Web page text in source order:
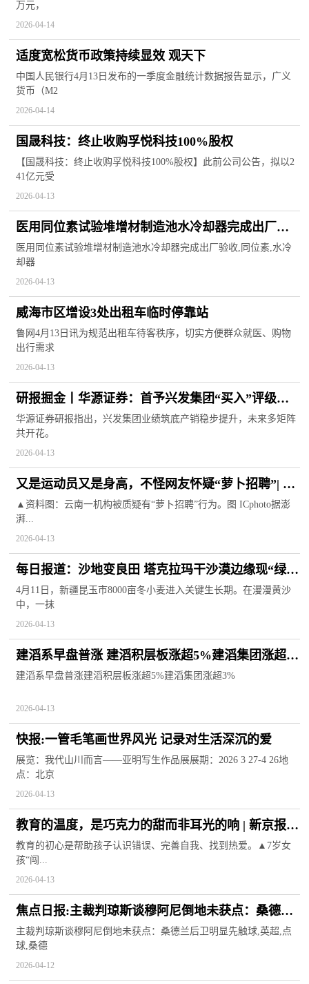
万元，
2026-04-14
适度宽松货币政策持续显效 观天下
中国人民银行4月13日发布的一季度金融统计数据报告显示，广义
货币（M2
2026-04-14
国晟科技：终止收购孚悦科技100%股权
【国晟科技：终止收购孚悦科技100%股权】此前公司公告，拟以2
41亿元受
2026-04-13
医用同位素试验堆增材制造池水冷却器完成出厂验
收_每日热文
医用同位素试验堆增材制造池水冷却器完成出厂验收,同位素,水冷
却器
2026-04-13
威海市区增设3处出租车临时停靠站
鲁网4月13日讯为规范出租车待客秩序，切实方便群众就医、购物
出行需求
2026-04-13
研报掘金丨华源证券：首予兴发集团“买入”评级，
后续规划项目多，分红力度优异-每日热文
华源证券研报指出，兴发集团业绩筑底产销稳步提升，未来多矩阵
共开花。
2026-04-13
又是运动员又是身高，不怪网友怀疑“萝卜招聘”| 新
京报快评
▲资料图：云南一机构被质疑有“萝卜招聘”行为。图 ICphoto据澎
湃...
2026-04-13
每日报道：沙地变良田 塔克拉玛干沙漠边缘现“绿色
圆盘”
4月11日，新疆昆玉市8000亩冬小麦进入关键生长期。在漫漫黄沙
中，一抹
2026-04-13
建滔系早盘普涨 建滔积层板涨超5%建滔集团涨超
3%
建滔系早盘普涨建滔积层板涨超5%建滔集团涨超3%
2026-04-13
快报:一管毛笔画世界风光 记录对生活深沉的爱
展览：我代山川而言——亚明写生作品展展期：2026 3 27-4 26地
点：北京
2026-04-13
教育的温度，是巧克力的甜而非耳光的响 | 新京报快
评
教育的初心是帮助孩子认识错误、完善自我、找到热爱。▲7岁女
孩“闯...
2026-04-13
焦点日报:主裁判琼斯谈穆阿尼倒地未获点：桑德兰
后卫明显先触球
主裁判琼斯谈穆阿尼倒地未获点：桑德兰后卫明显先触球,英超,点
球,桑德
2026-04-12